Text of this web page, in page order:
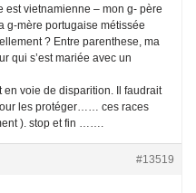
est vietnamienne – mon g- père
g-mère portugaise métissée
? Entre parenthese, ma
qui s’est mariée avec un
en voie de disparition. Il faudrait
les protéger…… ces races
). stop et fin …….
#13519